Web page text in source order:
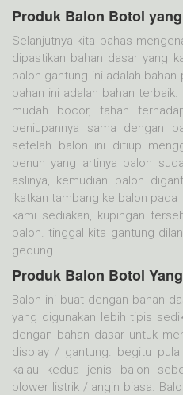
Produk Balon Botol
Selanjutnya kita bahas
dipastikan bahan dasar yang
balon gantung ini adalah
bahan ini adalah bahan
mudah bocor, tahan
peniupannya sama dengan
setelah balon ini ditiup
penuh yang artinya balon
aslinya, kemudian balon
ikatkan tambang ke balon
kami sediakan, kupingan
balon. tinggal kita gantung
gedung.
Produk Balon Botol
Balon ini buat dengan bahan
yang digunakan lebih tipis
dengan bahan dasar untuk
display / gantung. begitu pula
kalau kedua jenis balon
blower listrik / angin biasa.